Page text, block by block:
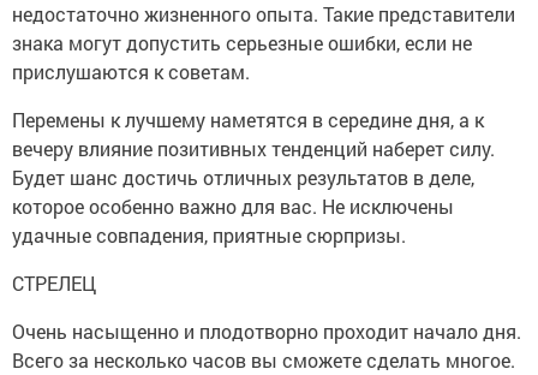
недостаточно жизненного опыта. Такие представители
знака могут допустить серьезные ошибки, если не
прислушаются к советам.
Перемены к лучшему наметятся в середине дня, а к
вечеру влияние позитивных тенденций наберет силу.
Будет шанс достичь отличных результатов в деле,
которое особенно важно для вас. Не исключены
удачные совпадения, приятные сюрпризы.
СТРЕЛЕЦ
Очень насыщенно и плодотворно проходит начало дня.
Всего за несколько часов вы сможете сделать многое.